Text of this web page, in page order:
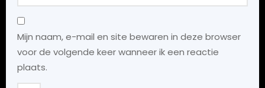
Mijn naam, e-mail en site bewaren in deze browser
voor de volgende keer wanneer ik een reactie
plaats.